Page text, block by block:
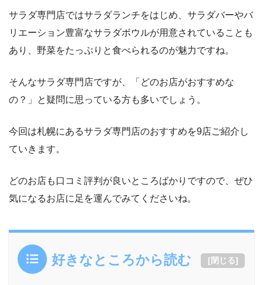
サラダ専門店ではサラダランチをはじめ、サラダバーやバ
リエーション豊富なサラダボウルが用意されていることも
あり、野菜をたっぷりと食べられるのが魅力ですね。
そんなサラダ専門店ですが、「どのお店がおすすめな
の？」と疑問に思っている方も多いでしょう。
今回は札幌にあるサラダ専門店のおすすめを9店ご紹介し
ていきます。
どのお店も口コミ評判が良いところばかりですので、ぜひ
気になるお店に足を運んでみてくださいね。
好きなところから読む [閉じる]